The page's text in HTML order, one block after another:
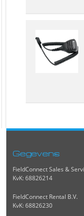
Gegevens
FieldConnect Sales &
KvK: 68826214
FieldConnect Rental B.V.
KvK: 68826230